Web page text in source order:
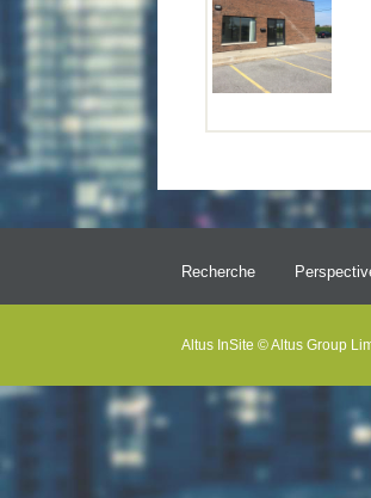
Recherche
Altus InSite © Altus Group